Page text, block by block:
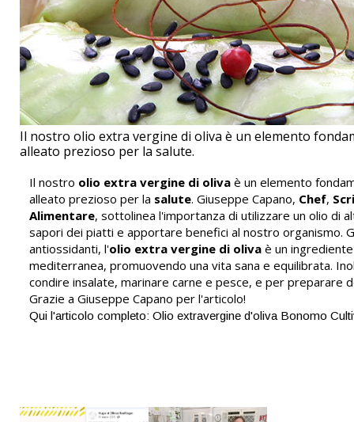
Il nostro olio extra vergine di oliva è un elemento
alleato prezioso per la salute.
Il nostro olio extra vergine di oliva è un elemento
alleato prezioso per la salute. Giuseppe Capano, Chef,
Alimentare, sottolinea l'importanza di utilizzare un olio di
sapori dei piatti e apportare benefici al nostro organismo.
antiossidanti, l'olio extra vergine di oliva è un
mediterranea, promuovendo una vita sana e equilibrata.
condire insalate, marinare carne e pesce, e per preparare
Grazie a Giuseppe Capano per l'articolo!
Qui l'articolo completo: Olio extravergine d'oliva Bonomo